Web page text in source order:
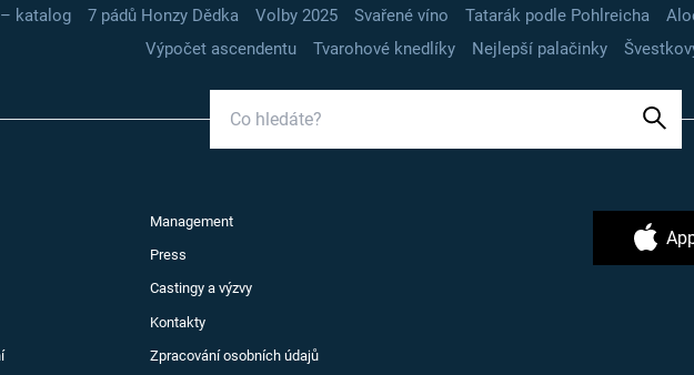
katalog
7 pádů Honzy Dědka Volby 2025 Svařené víno Tatarák podle Pohlreicha
Výpočet ascendentu
Tvarohové knedlíky Nejlepší palačinky
Management
Press
Castingy a výzvy
Kontakty
Zpracování osobních údajů